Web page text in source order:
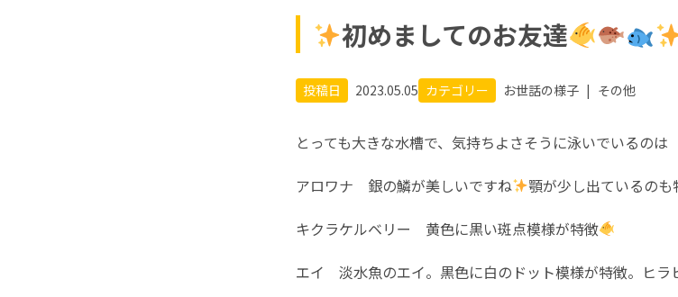
初めましてのお友達
投稿日 2023.05.05 カテゴリー お世話の様子 | その他
とっても大きな水槽で、気持ちよさそうに泳いでいるのは
アロワナ 銀の鱗が美しいですね
顎が少し出ているの
キクラケルベリー 黄色に黒い斑点模様が特徴
エイ 淡水魚のエイ。黒色に白のドット模様が特徴。ヒラ